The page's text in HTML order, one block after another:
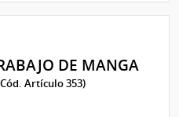
DE MANGA
Artículo 353)